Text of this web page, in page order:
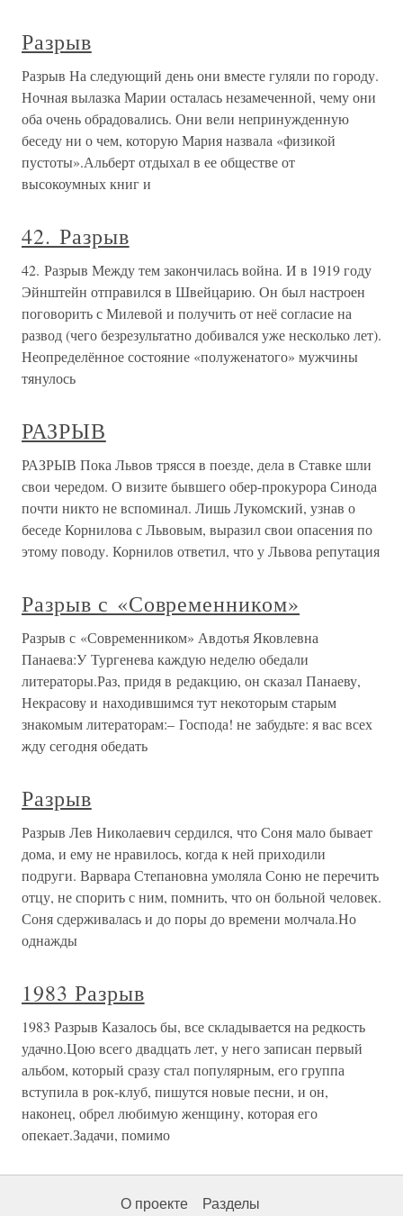
Разрыв
Разрыв На следующий день они вместе гуляли по городу.
Ночная вылазка Марии осталась незамеченной, чему они
оба очень обрадовались. Они вели непринужденную
беседу ни о чем, которую Мария назвала «физикой
пустоты».Альберт отдыхал в ее обществе от
высокоумных книг и
42. Разрыв
42. Разрыв Между тем закончилась война. И в 1919 году
Эйнштейн отправился в Швейцарию. Он был настроен
поговорить с Милевой и получить от неё согласие на
развод (чего безрезультатно добивался уже несколько лет).
Неопределённое состояние «полуженатого» мужчины
тянулось
РАЗРЫВ
РАЗРЫВ Пока Львов трясся в поезде, дела в Ставке шли
свои чередом. О визите бывшего обер-прокурора Синода
почти никто не вспоминал. Лишь Лукомский, узнав о
беседе Корнилова с Львовым, выразил свои опасения по
этому поводу. Корнилов ответил, что у Львова репутация
Разрыв с «Современником»
Разрыв с «Современником» Авдотья Яковлевна
Панаева:У Тургенева каждую неделю обедали
литераторы.Раз, придя в редакцию, он сказал Панаеву,
Некрасову и находившимся тут некоторым старым
знакомым литераторам:– Господа! не забудьте: я вас всех
жду сегодня обедать
Разрыв
Разрыв Лев Николаевич сердился, что Соня мало бывает
дома, и ему не нравилось, когда к ней приходили
подруги. Варвара Степановна умоляла Соню не перечить
отцу, не спорить с ним, помнить, что он больной человек.
Соня сдерживалась и до поры до времени молчала.Но
однажды
1983 Разрыв
1983 Разрыв Казалось бы, все складывается на редкость
удачно.Цою всего двадцать лет, у него записан первый
альбом, который сразу стал популярным, его группа
вступила в рок-клуб, пишутся новые песни, и он,
наконец, обрел любимую женщину, которая его
опекает.Задачи, помимо
О проекте Разделы